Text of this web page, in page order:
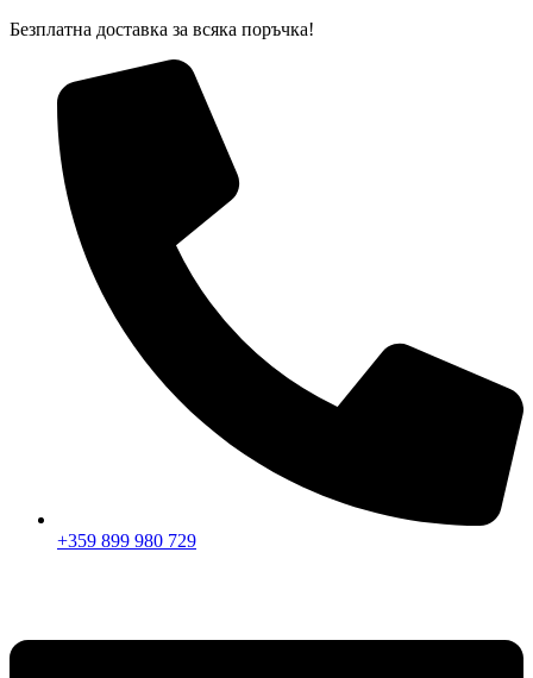
Skip
Безплатна доставка за всяка поръчка!
+359 899 980 729